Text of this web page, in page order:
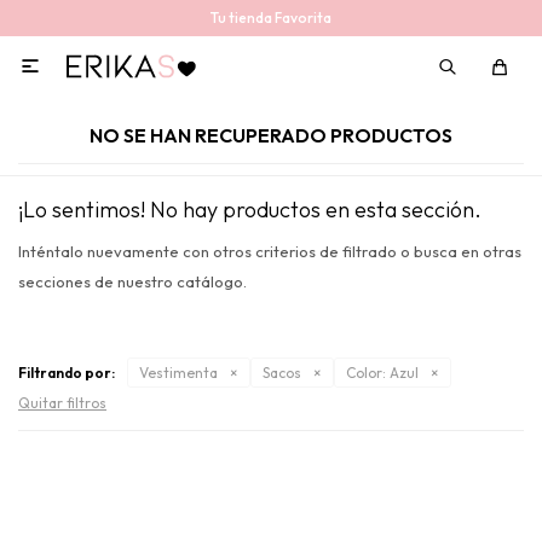
Tu tienda Favorita

NO SE HAN RECUPERADO PRODUCTOS
¡Lo sentimos! No hay productos en esta sección.
Inténtalo nuevamente con otros criterios de filtrado o busca en otras
secciones de nuestro catálogo.
Filtrando por: Vestimenta Sacos Color: Azul
Quitar filtros